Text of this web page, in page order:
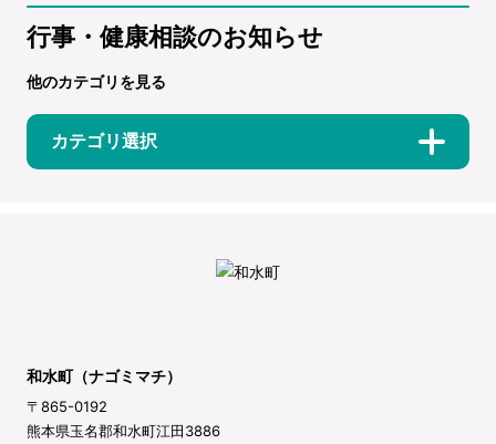
行事・健康相談のお知らせ
他のカテゴリを見る
カテゴリ選択
和水町（ナゴミマチ）
〒865-0192
熊本県玉名郡和水町江田3886